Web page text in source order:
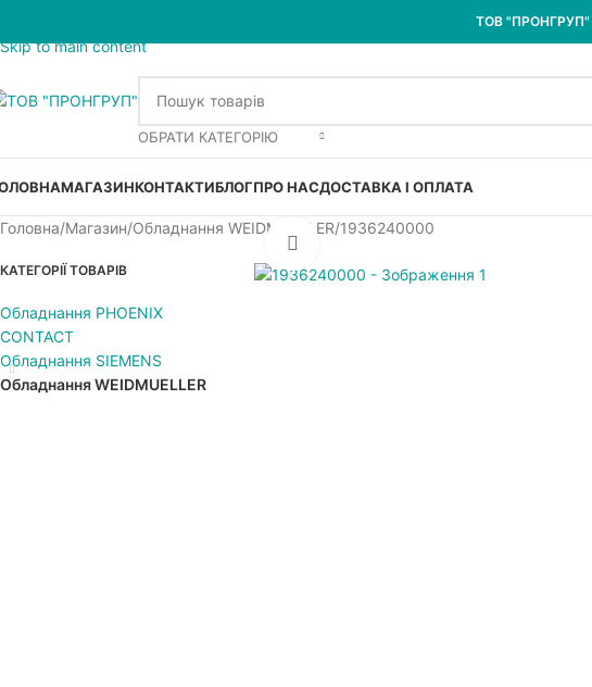
Skip to main content
ТОВ "ПРОНГРУП"
ОБРАТИ КАТЕГОРІЮ
МАГАЗИНКОНТАКТИБЛОГПРО НАСДОСТАВКА І ОПЛАТА
Головна Магазин Обладнання WEIDMUELLER 1936240000
КАТЕГОРІЇ ТОВАРІВ
Обладнання PHOENIX
CONTACT
Обладнання SIEMENS
Обладнання WEIDMUELLER